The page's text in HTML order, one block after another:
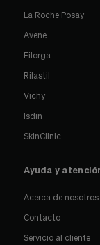
La Roche Posay
Avene
Filorga
Rilastil
Vichy
Isdin
SkinClinic
Ayuda y
Acerca de nosotros
Contacto
Servicio al cliente